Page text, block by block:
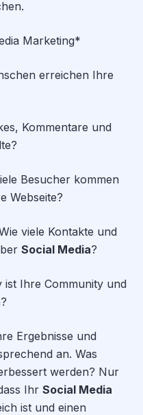
Marketing*
erreichen Ihre
Kommentare und
Besucher kommen
Webseite?
viele Kontakte und
Social Media?
ist Ihre Community und
Ergebnisse und
an. Was
werden? Nur
Ihr Social Media
ist und einen